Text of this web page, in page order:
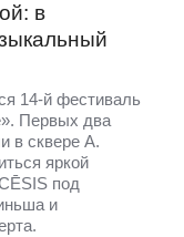
в
14-й фестиваль
Первых два
в сквере А.
яркой
под
и